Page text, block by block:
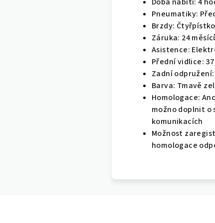
Pneumatiky:
Brzdy:
Záruka: 24
Asistence:
Přední vidlice:
Zadní
Barva: Tmavě
Homologace:
možno doplnit o
komunikacích
Možnost
homologace